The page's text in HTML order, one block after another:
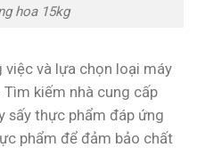
hoa 15kg
việc và lựa chọn loại máy
kiếm nhà cung cấp
sấy thực phẩm đáp ứng
phẩm để đảm bảo chất